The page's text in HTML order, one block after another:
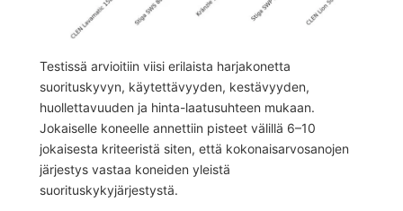
Testissä arvioitiin viisi erilaista harjakonetta
suorituskyvyn, käytettävyyden, kestävyyden,
huollettavuuden ja hinta-laatusuhteen mukaan.
Jokaiselle koneelle annettiin pisteet välillä 6–10
jokaisesta kriteeristä siten, että kokonaisarvosanojen
järjestys vastaa koneiden yleistä
suorituskykyjärjestystä.